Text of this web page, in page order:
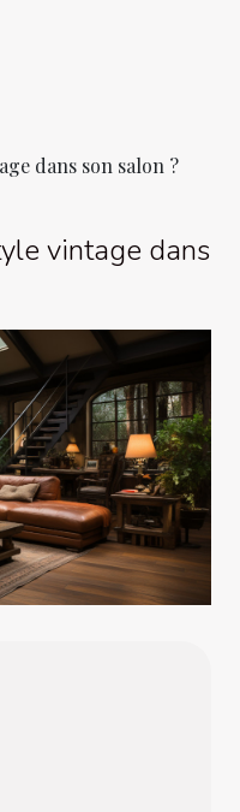
dans son salon ?
vintage dans